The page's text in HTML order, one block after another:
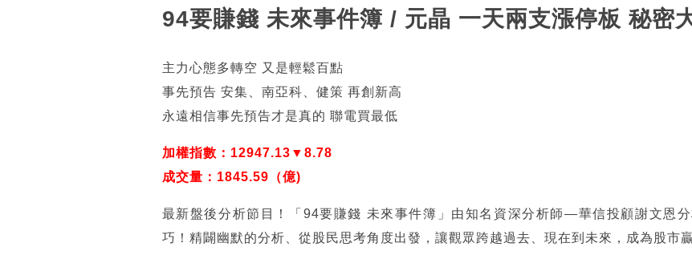
94要賺錢 未來事件簿 / 元晶 一天兩支漲停板 秘密
主力心態多轉空 又是輕鬆百點
事先預告 安集、南亞科、健策 再創新高
永遠相信事先預告才是真的 聯電買最低
加權指數：12947.13▼8.78
成交量：1845.59（億)
最新盤後分析節目！「94要賺錢 未來事件簿」由知名資深分析師—華信投顧謝文恩
巧！精闢幽默的分析、從股民思考角度出發，讓觀眾跨越過去、現在到未來，成為股市贏